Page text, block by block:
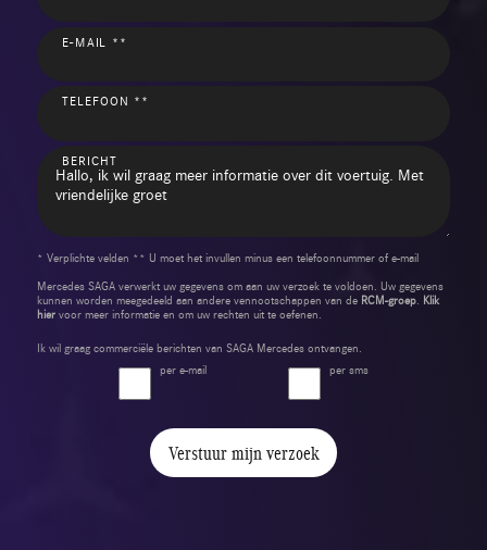
E-MAIL **
TELEFOON **
BERICHT
* Verplichte velden ** U moet het invullen minus een telefoonnummer of e-mail
Mercedes SAGA verwerkt uw gegevens om aan uw verzoek te voldoen. Uw gegevens
kunnen worden meegedeeld aan andere vennootschappen van de RCM-groep. Klik
hiervoor meer informatie en om uw rechten uit te oefenen.
Ik wil graag commerciële berichten van SAGA Mercedes ontvangen.
per e-mail
per sms
Verstuur mijn verzoek